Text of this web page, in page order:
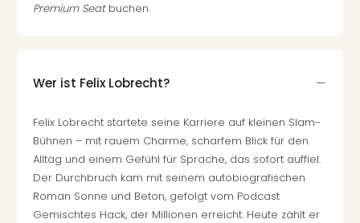
Premium Seatbuchen.
Wer ist Felix Lobrecht?
Felix Lobrecht startete seine Karriere auf kleinen Slam-
Bühnen – mit rauem Charme, scharfem Blick für den
Alltag und einem Gefühl für Sprache, das sofort auffiel.
Der Durchbruch kam mit seinem autobiografischen
Roman Sonne und Beton, gefolgt vom Podcast
Gemischtes Hack, der Millionen erreicht. Heute zählt er